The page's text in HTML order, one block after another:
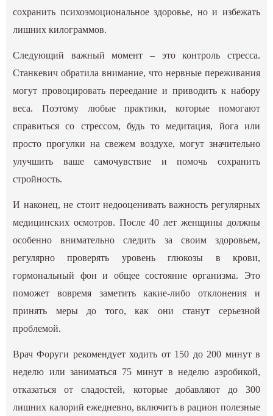
сохранить психоэмоциональное здоровье, но и избежать
лишних килограммов.
Следующий важный момент – это контроль стресса.
Станкевич обратила внимание, что нервные переживания
могут провоцировать переедание и приводить к набору
веса. Поэтому любые практики, которые помогают
справиться со стрессом, будь то медитация, йога или
просто прогулки на свежем воздухе, могут значительно
улучшить ваше самочувствие и помочь сохранить
стройность.
И наконец, не стоит недооценивать важность регулярных
медицинских осмотров. После 40 лет женщины должны
особенно внимательно следить за своим здоровьем,
регулярно проверять уровень глюкозы в крови,
гормональный фон и общее состояние организма. Это
поможет вовремя заметить какие-либо отклонения и
принять меры до того, как они станут серьезной
проблемой.
Врач Форуги рекомендует ходить от 150 до 200 минут в
неделю или заниматься 75 минут в неделю аэробикой,
отказаться от сладостей, которые добавляют до 300
лишних калорий ежедневно, включить в рацион полезные